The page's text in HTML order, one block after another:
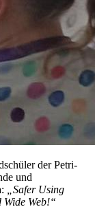
der Petri-
und
„Safer Using
Web!“